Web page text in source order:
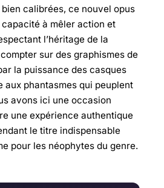
calibrées, ce nouvel opus
à mêler action et
l’héritage de la
sur des graphismes de
la puissance des casques
aux phantasmes qui peuplent
avons ici une occasion
une expérience authentique
le titre indispensable
pour les néophytes du genre.